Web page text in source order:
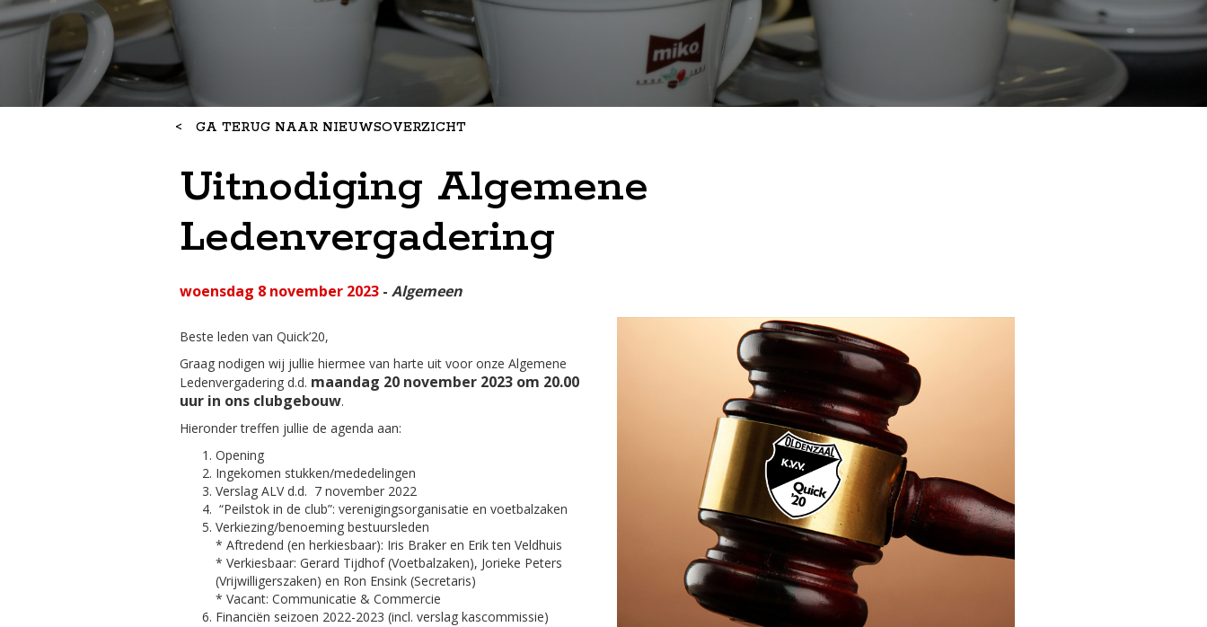
< GA TERUG NAAR NIEUWSOVERZICHT
Uitnodiging Algemene
Ledenvergadering
woensdag 8 november 2023- Algemeen
Beste leden van Quick’20,
Graag nodigen wij jullie hiermee van harte uit voor onze Algemene
Ledenvergadering d.d. maandag 20 november 2023 om 20.00
uur in ons clubgebouw.
Hieronder treffen jullie de agenda aan:
Opening
Ingekomen stukken/mededelingen
Verslag ALV d.d. 7 november 2022
“Peilstok in de club”: verenigingsorganisatie en voetbalzaken
Verkiezing/benoeming bestuursleden
* Aftredend (en herkiesbaar): Iris Braker en Erik ten Veldhuis
* Verkiesbaar: Gerard Tijdhof (Voetbalzaken), Jorieke Peters
(Vrijwilligerszaken) en Ron Ensink (Secretaris)
* Vacant: Communicatie & Commercie
Financiën seizoen 2022-2023 (incl. verslag kascommissie)